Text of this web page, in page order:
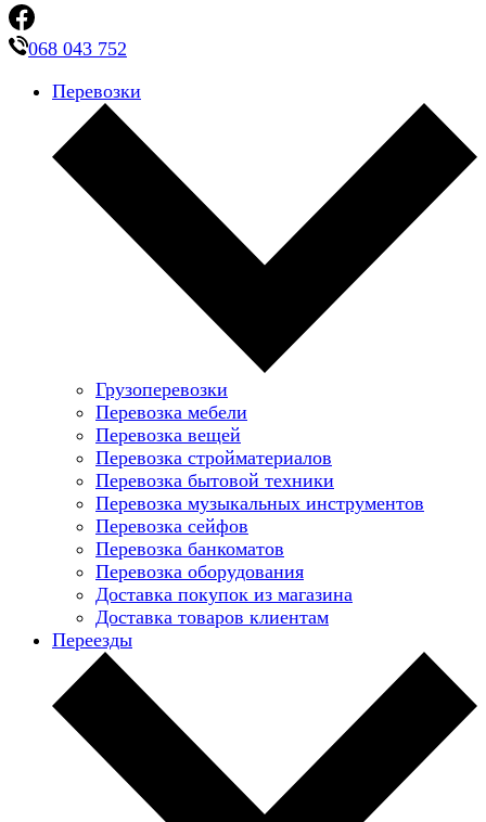
068 043 752
Перевозки
Грузоперевозки
Перевозка мебели
Перевозка вещей
Перевозка стройматериалов
Перевозка бытовой техники
Перевозка музыкальных инструментов
Перевозка сейфов
Перевозка банкоматов
Перевозка оборудования
Доставка покупок из магазина
Доставка товаров клиентам
Переезды